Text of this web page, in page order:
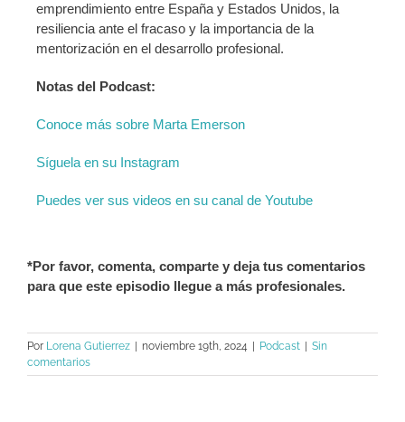
emprendimiento entre España y Estados Unidos, la
resiliencia ante el fracaso y la importancia de la
mentorización en el desarrollo profesional.
Notas del Podcast:
Conoce más sobre Marta Emerson
Síguela en su Instagram
Puedes ver sus videos en su canal de Youtube
*Por favor, comenta, comparte y deja tus comentarios
para que este episodio llegue a más profesionales.
Por Lorena Gutierrez noviembre 19th, 2024 Podcast
Sin
comentarios